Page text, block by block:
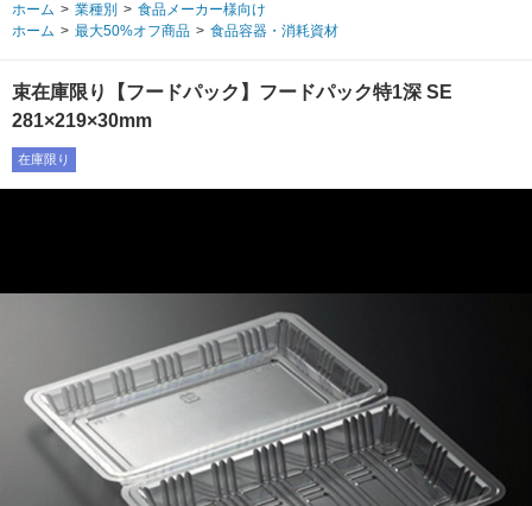
ホーム
業種別
食品メーカー様向け
ホーム
最大50%オフ商品 食品容器・消耗資材
束在庫限り【フードパック】フードパック特1深 SE
281×219×30mm
在庫限り